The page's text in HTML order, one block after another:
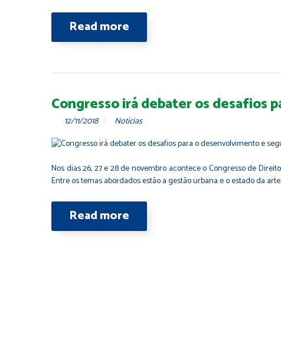
Read more
Congresso irá debater os desafios
12/11/2018 Notícias
Nos dias 26, 27 e 28 de novembro acontece o Congresso de
Entre os temas abordados estão a gestão urbana e o estado da
Read more